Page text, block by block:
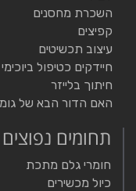
השכרת מחסנים
קפיצים
עיצוב תכשיטים
חיידקים כטיפול ביוכימי
חיתוך בלייזר
האם הדור הבא של
תחומים נפוצים
חומרי גלם מתכת
כיול מכשירים